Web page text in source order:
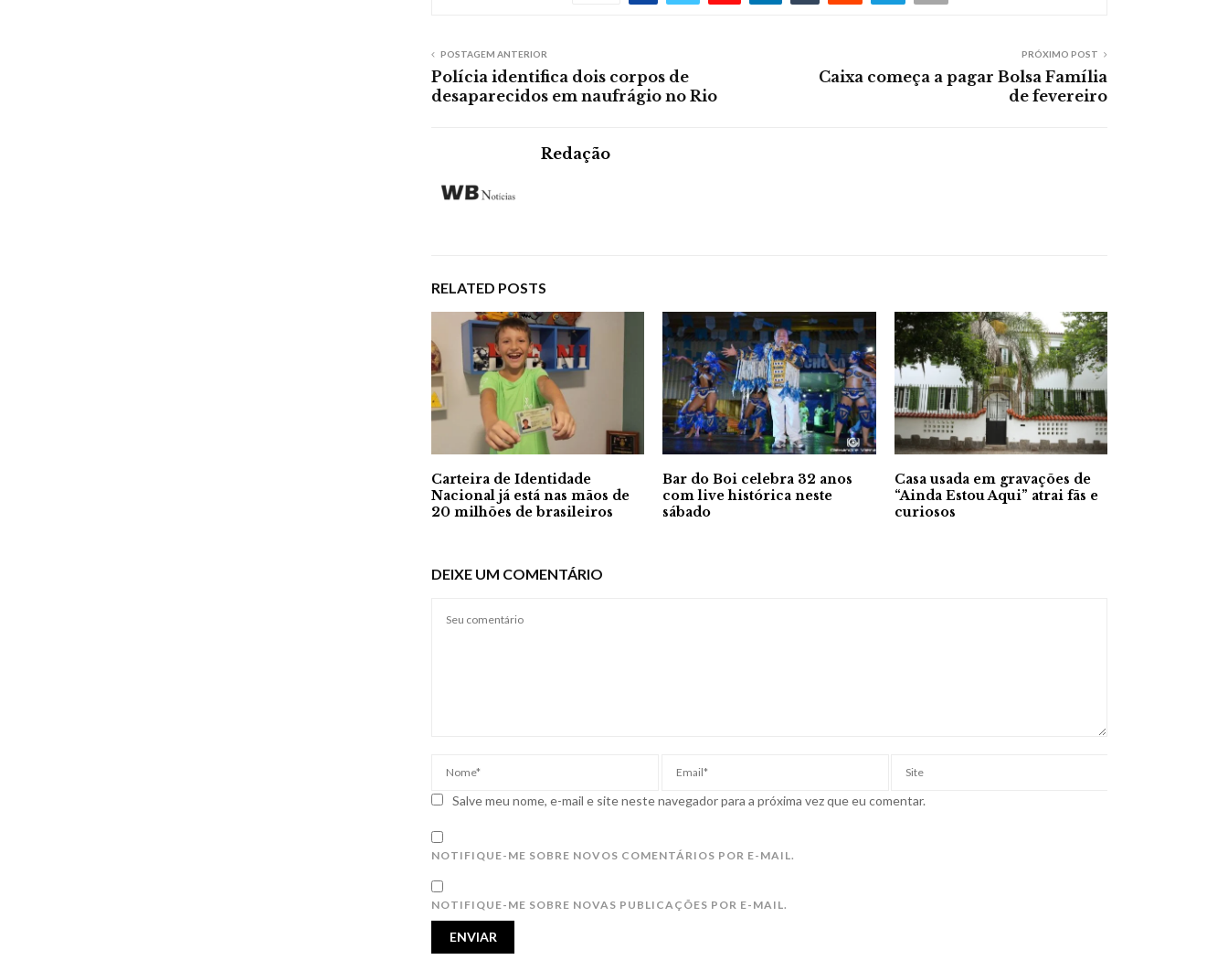
POSTAGEM ANTERIOR
Polícia identifica dois corpos de
desaparecidos em naufrágio no Rio
PRÓXIMO POST
Caixa começa a pagar Bolsa Família
de fevereiro
Redação
RELATED POSTS
Carteira de Identidade
Nacional já está nas mãos de
20 milhões de brasileiros
Bar do Boi celebra 32 anos
com live histórica neste
sábado
Casa usada em gravações de
“Ainda Estou Aqui” atrai fãs e
curiosos
DEIXE UM COMENTÁRIO
Salve meu nome, e-mail e site neste navegador para a próxima vez que eu comentar.
NOTIFIQUE-ME SOBRE NOVOS COMENTÁRIOS POR E-MAIL.
NOTIFIQUE-ME SOBRE NOVAS PUBLICAÇÕES POR E-MAIL.